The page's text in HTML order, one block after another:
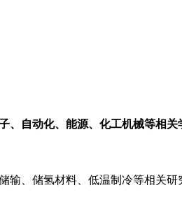
、自动化、能源、化工机械等相关
输、储氢材料、低温制冷等相关研